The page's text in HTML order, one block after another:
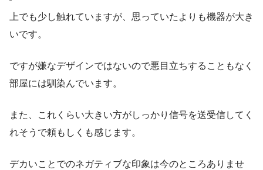
上でも少し触れていますが、思っていたよりも機器が大き
いです。
ですが嫌なデザインではないので悪目立ちすることもなく
部屋には馴染んでいます。
また、これくらい大きい方がしっかり信号を送受信してく
れそうで頼もしくも感じます。
デカいことでのネガティブな印象は今のところありませ